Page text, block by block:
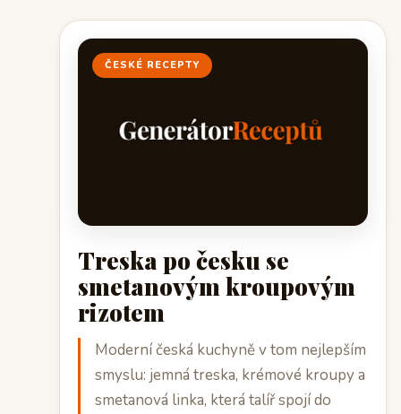
ČESKÉ RECEPTY
Treska po česku se
smetanovým kroupovým
rizotem
Moderní česká kuchyně v tom nejlepším
smyslu: jemná treska, krémové kroupy a
smetanová linka, která talíř spojí do